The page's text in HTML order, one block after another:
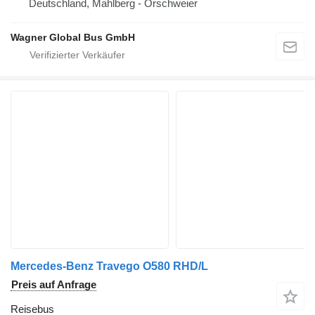
Deutschland, Mahlberg - Orschweier
Wagner Global Bus GmbH
Mercedes-Benz Travego O580 RHD/L
Preis auf Anfrage
Reisebus